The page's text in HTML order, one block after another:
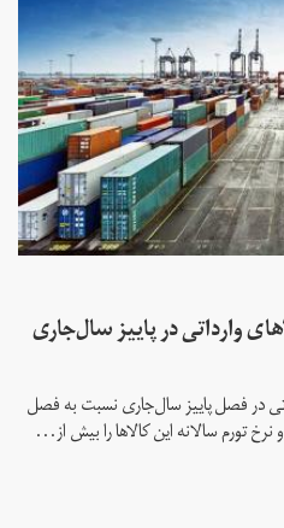
وارداتی در پاییز سال‌جاری
در فصل پاییز سال‌جاری نسبت به فصل